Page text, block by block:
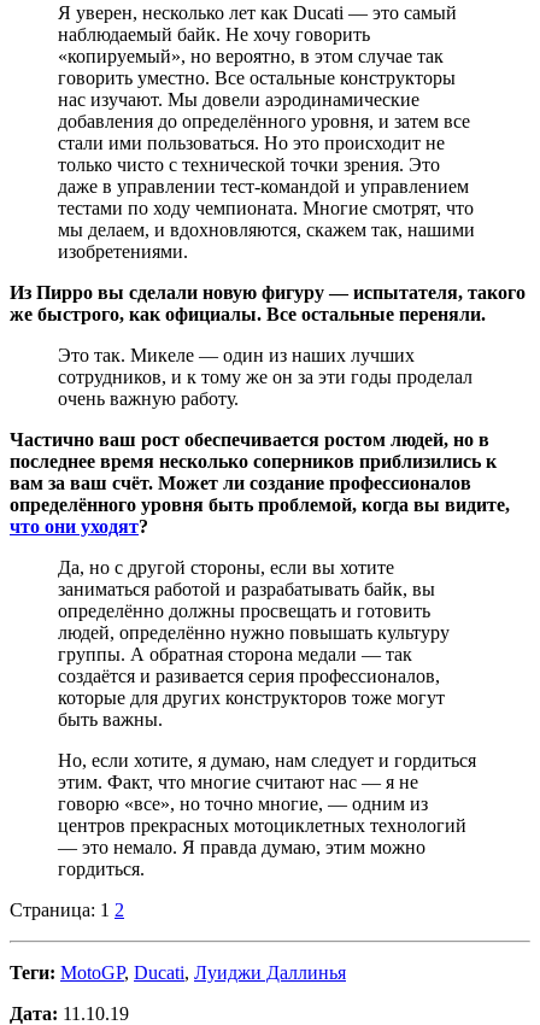
Я уверен, несколько лет как Ducati — это самый
наблюдаемый байк. Не хочу говорить
«копируемый», но вероятно, в этом случае так
говорить уместно. Все остальные конструкторы
нас изучают. Мы довели аэродинамические
добавления до определённого уровня, и затем все
стали ими пользоваться. Но это происходит не
только чисто с технической точки зрения. Это
даже в управлении тест-командой и управлением
тестами по ходу чемпионата. Многие смотрят, что
мы делаем, и вдохновляются, скажем так, нашими
изобретениями.
Из Пирро вы сделали новую фигуру — испытателя, такого
же быстрого, как официалы. Все остальные переняли.
Это так. Микеле — один из наших лучших
сотрудников, и к тому же он за эти годы проделал
очень важную работу.
Частично ваш рост обеспечивается ростом людей, но в
последнее время несколько соперников приблизились к
вам за ваш счёт. Может ли создание профессионалов
определённого уровня быть проблемой, когда вы видите,
что они уходят?
Да, но с другой стороны, если вы хотите
заниматься работой и разрабатывать байк, вы
определённо должны просвещать и готовить
людей, определённо нужно повышать культуру
группы. А обратная сторона медали — так
создаётся и разивается серия профессионалов,
которые для других конструкторов тоже могут
быть важны.
Но, если хотите, я думаю, нам следует и гордиться
этим. Факт, что многие считают нас — я не
говорю «все», но точно многие, — одним из
центров прекрасных мотоциклетных технологий
— это немало. Я правда думаю, этим можно
гордиться.
Страница: 1 2
Теги: MotoGP, Ducati, Луиджи Даллинья
Дата: 11.10.19